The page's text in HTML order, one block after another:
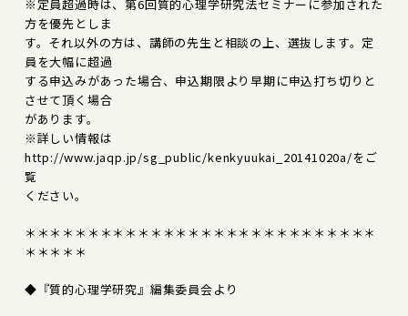
※定員超過時は、第6回質的心理学研究法セミナーに参加された
方を優先としま
す。それ以外の方は、講師の先生と相談の上、選抜します。定
員を大幅に超過
する申込みがあった場合、申込期限より早期に申込打ち切りと
させて頂く場合
があります。
※詳しい情報は
http://www.jaqp.jp/sg_public/kenkyuukai_20141020a/をご
覧
ください。
＊＊＊＊＊＊＊＊＊＊＊＊＊＊＊＊＊＊＊＊＊＊＊＊＊＊＊＊
＊＊＊＊＊
◆『質的心理学研究』編集委員会より